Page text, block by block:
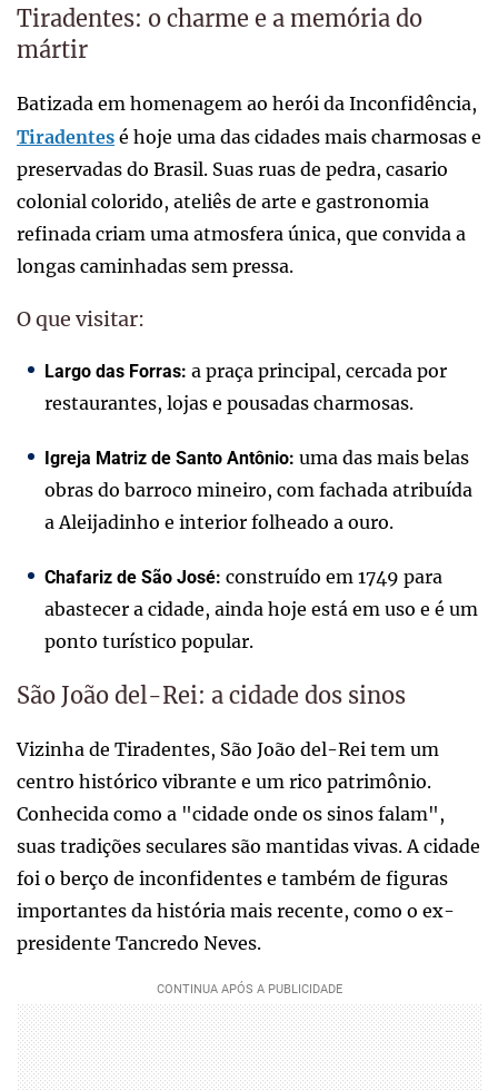
Tiradentes: o charme e a memória do
mártir
Batizada em homenagem ao herói da Inconfidência,
Tiradentes é hoje uma das cidades mais charmosas e
preservadas do Brasil. Suas ruas de pedra, casario
colonial colorido, ateliês de arte e gastronomia
refinada criam uma atmosfera única, que convida a
longas caminhadas sem pressa.
O que visitar:
Largo das Forras: a praça principal, cercada por
restaurantes, lojas e pousadas charmosas.
Igreja Matriz de Santo Antônio: uma das mais belas
obras do barroco mineiro, com fachada atribuída
a Aleijadinho e interior folheado a ouro.
Chafariz de São José: construído em 1749 para
abastecer a cidade, ainda hoje está em uso e é um
ponto turístico popular.
São João del-Rei: a cidade dos sinos
Vizinha de Tiradentes, São João del-Rei tem um
centro histórico vibrante e um rico patrimônio.
Conhecida como a "cidade onde os sinos falam",
suas tradições seculares são mantidas vivas. A cidade
foi o berço de inconfidentes e também de figuras
importantes da história mais recente, como o ex-
presidente Tancredo Neves.